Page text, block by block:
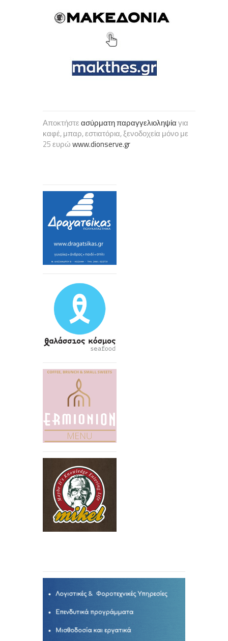
Αποκτήστεασύρματη παραγγελιοληψίαγια
καφέ, μπαρ, εστιατόρια, ξενοδοχεία μόνο με
25 ευρώwww.dionserve.gr